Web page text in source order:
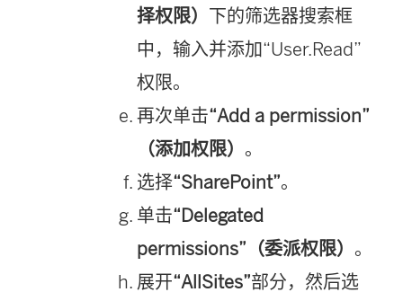
择权限） 下的筛选器搜索框
中，输入并添加“User.Read”
权限。
再次单击“Add a permission”
（添加权限） 。
选择“SharePoint”。
单击“Delegated
permissions”（委派权限） 。
展开“AllSites”部分，然后选